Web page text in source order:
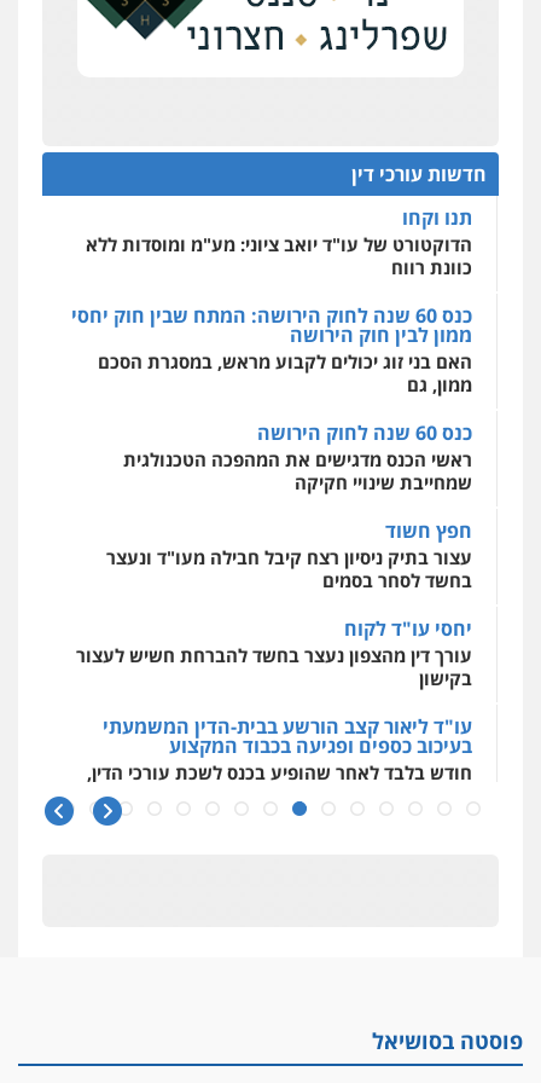
אחסון אתרים
מקצועיים לעורכי דין
מרכז התחלה חדשה
אסירים עבירות מין שירותים מקצועיים
לעורכי דין
חדשות עורכי דין
על סדר היום
כנס תביעות ייצוגיות: הדילמה בין זכויות צרכנים
להגנה על עסקים קטנים
תנו וקחו
הדוקטורט של עו"ד יואב ציוני: מע"מ ומוסדות ללא
כוונת רווח
כנס 60 שנה לחוק הירושה: המתח שבין חוק יחסי
ממון לבין חוק הירושה
האם בני זוג יכולים לקבוע מראש, במסגרת הסכם
ממון, גם
כנס 60 שנה לחוק הירושה
ראשי הכנס מדגישים את המהפכה הטכנולגית
שמחייבת שינויי חקיקה
חפץ חשוד
עצור בתיק ניסיון רצח קיבל חבילה מעו"ד ונעצר
בחשד לסחר בסמים
יחסי עו"ד לקוח
עורך דין מהצפון נעצר בחשד להברחת חשיש לעצור
בקישון
עו"ד ליאור קצב הורשע בבית-הדין המשמעתי
בעיכוב כספים ופגיעה בכבוד המקצוע
חודש בלבד לאחר שהופיע בכנס לשכת עורכי הדין,
קצב הורשע
אלה המינויים
הוועדה לבחירת שופטים בחרה 26 שופטים ורשמים
פוסטה בסושיאל